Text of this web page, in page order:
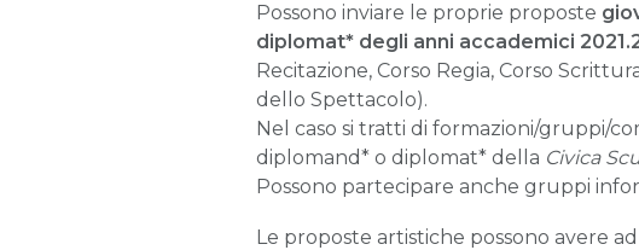
Possono inviare le proprie proposte
diplomat* degli anni accademici
Recitazione, Corso Regia, Corso
dello Spettacolo).
Nel caso si tratti di formazioni/gruppi/
diplomand* o diplomat* della Civica
Possono partecipare anche gruppi
Le proposte artistiche possono avere